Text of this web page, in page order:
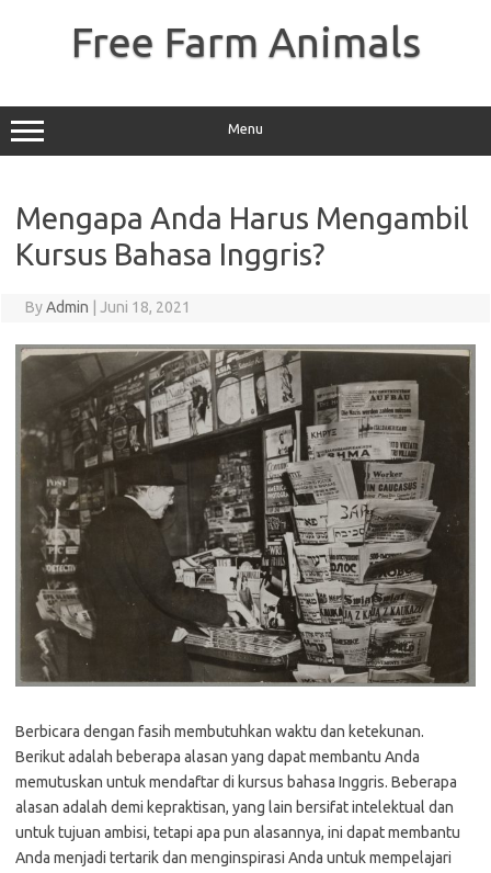
Free Farm Animals
Menu
Mengapa Anda Harus Mengambil
Kursus Bahasa Inggris?
ByAdmin Juni 18, 2021
Berbicara dengan fasih membutuhkan waktu dan ketekunan.
Berikut adalah beberapa alasan yang dapat membantu Anda
memutuskan untuk mendaftar di kursus bahasa Inggris. Beberapa
alasan adalah demi kepraktisan, yang lain bersifat intelektual dan
untuk tujuan ambisi, tetapi apa pun alasannya, ini dapat membantu
Anda menjadi tertarik dan menginspirasi Anda untuk mempelajari